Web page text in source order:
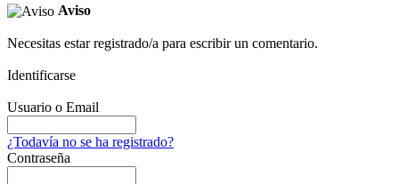
Aviso
Necesitas estar registrado/a para escribir un comentario.
Identificarse
Usuario o Email
¿Todavía no se ha registrado?
Contraseña